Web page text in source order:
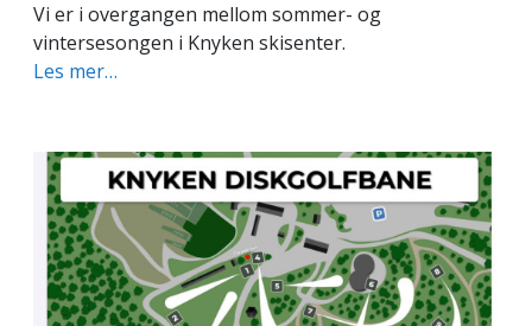
Vi er i overgangen mellom sommer- og
vintersesongen i Knyken skisenter.
Les mer…